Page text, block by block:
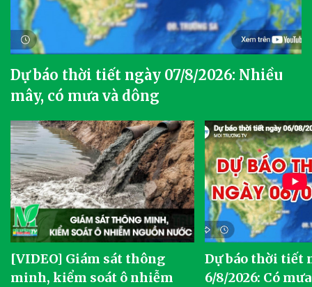
Dự báo thời tiết ngày 07/8/2026: Nhiều
mây, có mưa và dông
[VIDEO] Giám sát thông
minh, kiểm soát ô nhiễm
Dự báo thời tiết
6/8/2026: Có